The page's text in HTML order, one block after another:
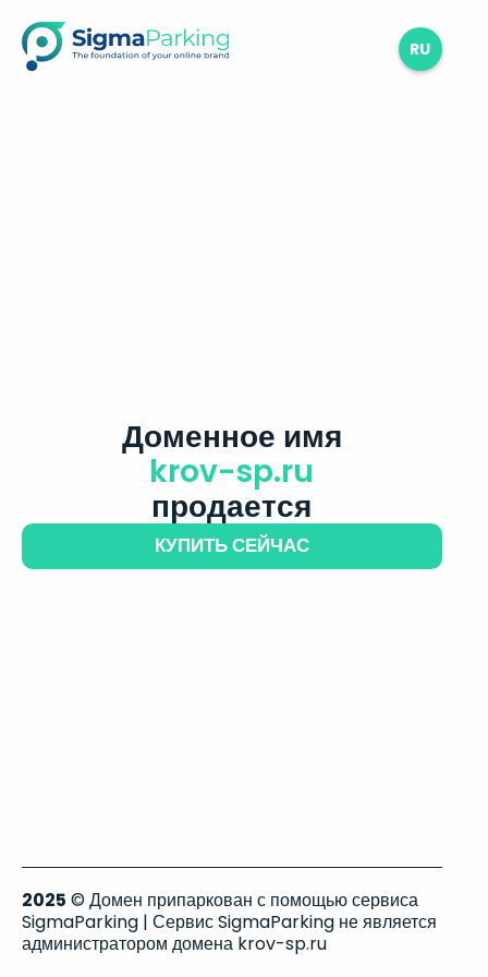
RU
Доменное имя
krov-sp.ru
продается
КУПИТЬ СЕЙЧАС
2025 © Домен припаркован с помощью сервиса
SigmaParking | Сервис SigmaParking не является
администратором домена krov-sp.ru